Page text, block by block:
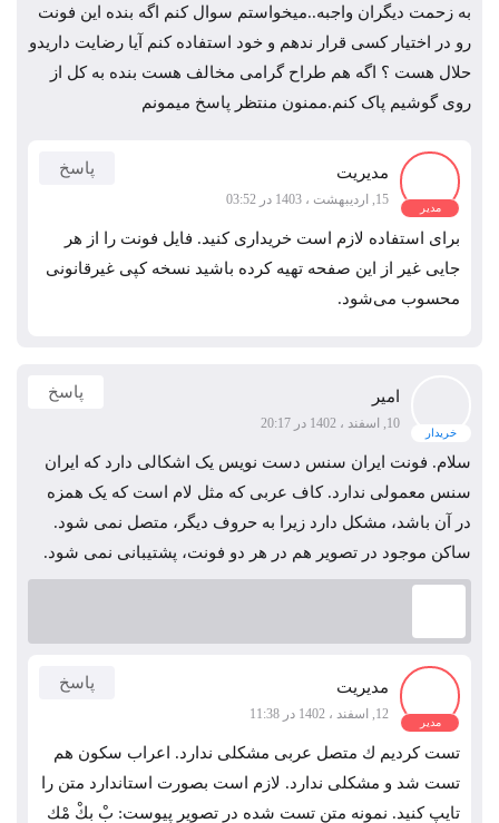
به زحمت دیگران واجبه..میخواستم سوال کنم اگه بنده این فونت
رو در اختیار کسی قرار ندهم و خود استفاده کنم آیا رضایت داریدو
حلال هست ؟ اگه هم طراح گرامی مخالف هست بنده به کل از
روی گوشیم پاک کنم.ممنون منتظر پاسخ میمونم
مدیر
مدیریت
15, اردیبهشت ، 1403 در 03:52
پاسخ
برای استفاده لازم است خریداری کنید. فایل فونت را از هر
جایی غیر از این صفحه تهیه کرده باشید نسخه کپی غیرقانونی
محسوب می‌شود.
خریدار
امیر
10, اسفند ، 1402 در 20:17
پاسخ
سلام. فونت ایران سنس دست نویس یک اشکالی دارد که ایران
سنس معمولی ندارد. کاف عربی که مثل لام است که یک همزه
در آن باشد، مشکل دارد زیرا به حروف دیگر، متصل نمی شود.
ساکن موجود در تصویر هم در هر دو فونت، پشتیبانی نمی شود.
مدیر
مدیریت
12, اسفند ، 1402 در 11:38
پاسخ
تست کردیم ك متصل عربی مشکلی ندارد. اعراب سکون هم
تست شد و مشکلی ندارد. لازم است بصورت استاندارد متن را
تایپ کنید. نمونه متن تست شده در تصویر پیوست: بْ بكْ مْك